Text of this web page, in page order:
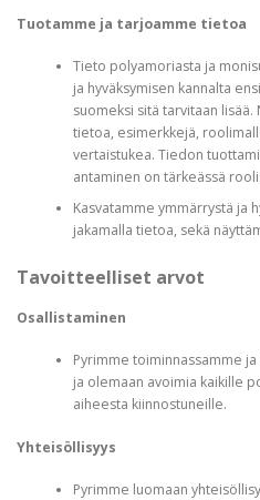
Tuotamme ja tarjoamme tietoa
Tieto polyamoriasta ja
ja hyväksymisen kannalta
suomeksi sitä tarvitaan
tietoa, esimerkkejä,
vertaistukea. Tiedon
antaminen on tärkeässä
Kasvatamme ymmärrystä ja
jakamalla tietoa, sekä
Tavoitteelliset arvot
Osallistaminen
Pyrimme toiminnassamme
ja olemaan avoimia kaikille
aiheesta kiinnostuneille.
Yhteisöllisyys
Pyrimme luomaan